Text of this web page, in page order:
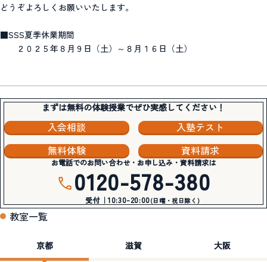
どうぞよろしくお願いいたします。
■SSS夏季休業期間
２０２５年８月９日（土）～８月１６日（土）
まずは無料の体験授業でぜひ実感してください！
入会相談
入塾テスト
無料体験
資料請求
お電話でのお問い合わせ・お申し込み・資料請求は
0120-578-380
受付｜10:30-20:00(日曜・祝日除く)
教室一覧
京都 滋賀 大阪